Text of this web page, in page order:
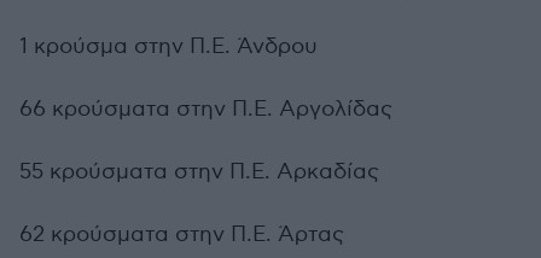
1 κρούσμα στην Π.Ε. Άνδρου
66 κρούσματα στην Π.Ε. Αργολίδας
55 κρούσματα στην Π.Ε. Αρκαδίας
62 κρούσματα στην Π.Ε. Άρτας